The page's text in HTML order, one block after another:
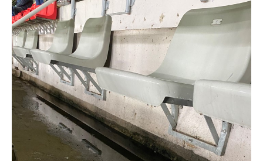
Etiam est nibh, lobortis sit
Praesent euismod ac
Ut mollis pellentesque tortor
Nullam eu erat condimentum
Donec quis est ac felis
Orci varius natoque dolor
Pro